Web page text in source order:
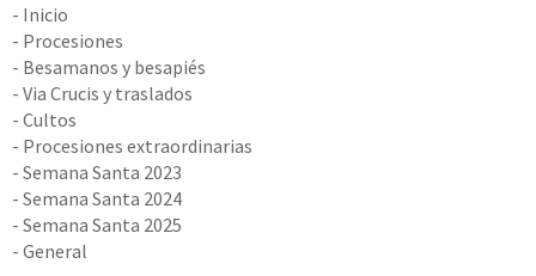
- Inicio
- Procesiones
- Besamanos y besapiés
- Via Crucis y traslados
- Cultos
- Procesiones extraordinarias
- Semana Santa 2023
- Semana Santa 2024
- Semana Santa 2025
- General